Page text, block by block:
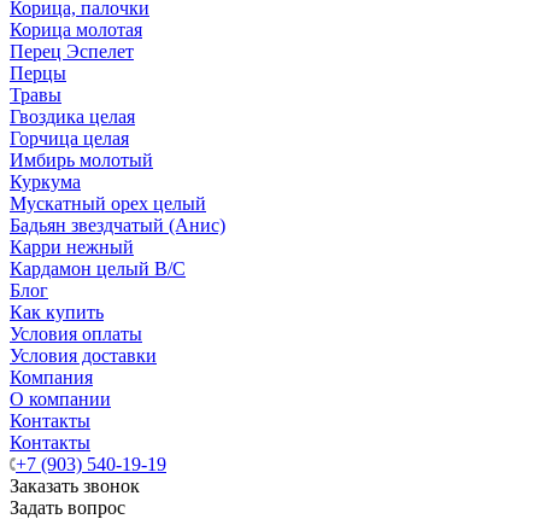
Корица, палочки
Корица молотая
Перец Эспелет
Перцы
Травы
Гвоздика целая
Горчица целая
Имбирь молотый
Куркума
Мускатный орех целый
Бадьян звездчатый (Анис)
Карри нежный
Кардамон целый В/С
Блог
Как купить
Условия оплаты
Условия доставки
Компания
О компании
Контакты
Контакты
+7 (903) 540-19-19
Заказать звонок
Задать вопрос